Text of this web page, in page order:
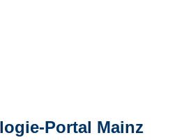
Portal Mainz